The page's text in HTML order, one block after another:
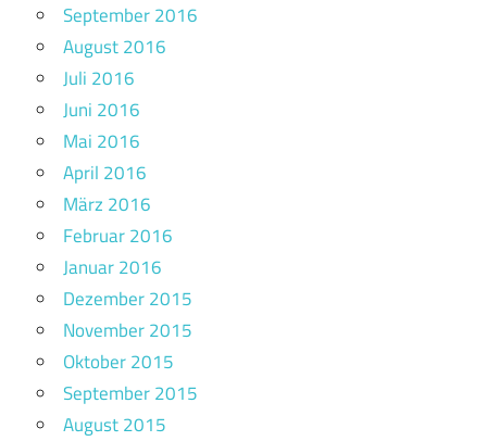
September 2016
August 2016
Juli 2016
Juni 2016
Mai 2016
April 2016
März 2016
Februar 2016
Januar 2016
Dezember 2015
November 2015
Oktober 2015
September 2015
August 2015